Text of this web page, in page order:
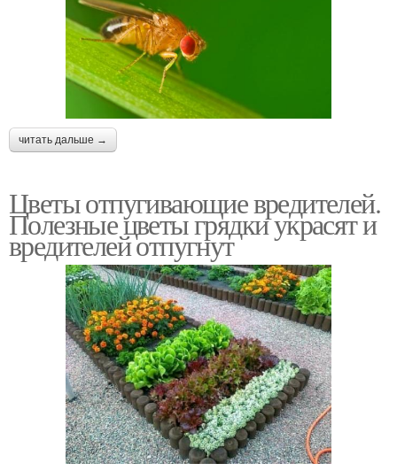
читать дальше →
Цветы отпугивающие вредителей.
Полезные цветы грядки украсят и
вредителей отпугнут